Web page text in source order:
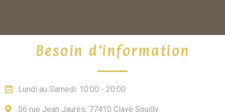
Besoin d'information
Lundi au Samedi: 10:00 - 20:00
56 rue Jean Jaurès, 77410 Claye Souilly